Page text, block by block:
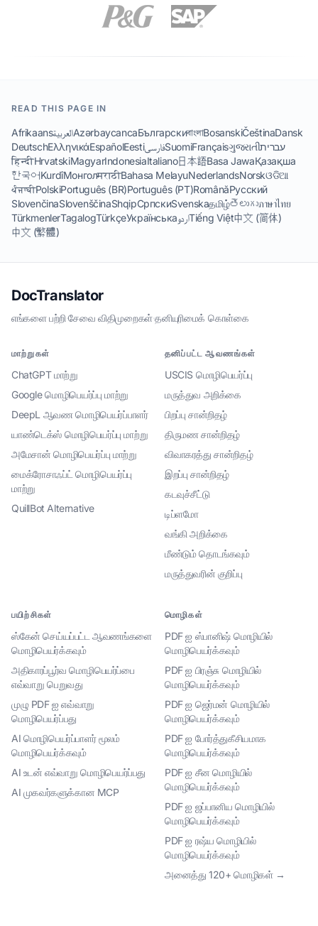
READ THIS PAGE IN
AfrikaansالعربيةAzərbaycancaБългарскиবাংলাBosanskiČeštinaDansk
DeutschΕλληνικάEspañolEestiفارسیSuomiFrançaisગુજરાતીעברית
हिन्दीHrvatskiMagyarIndonesiaItaliano日本語Basa JawaҚазақша
한국어KurdîМонголमराठीBahasa MelayuNederlandsNorskଓଡିଆ
ਪੰਜਾਬੀPolskiPortuguês (BR)Português (PT)RomânăРусский
SlovenčinaSlovenščinaShqipСрпскиSvenskaதமிழ்తెలుగుภาษาไทย
TürkmenlerTagalogTürkçeУкраїнськаاردوTiếng Việt中文 (简体)
中文 (繁體)
DocTranslator
எங்களை பற்றி·சேவை விதிமுறைகள்·தனியுரிமைக் கொள்கை
மாற்றுகள்
ChatGPT மாற்று
Google மொழிபெயர்ப்பு மாற்று
DeepL ஆவண மொழிபெயர்ப்பாளர்
யாண்டெக்ஸ் மொழிபெயர்ப்பு மாற்று
அமேசான் மொழிபெயர்ப்பு மாற்று
மைக்ரோசாஃப்ட் மொழிபெயர்ப்பு
மாற்று
QuillBot Alternative
தனிப்பட்ட ஆவணங்கள்
USCIS மொழிபெயர்ப்பு
மருத்துவ அறிக்கை
பிறப்பு சான்றிதழ்
திருமண சான்றிதழ்
விவாகரத்து சான்றிதழ்
இறப்பு சான்றிதழ்
கடவுச்சீட்டு
டிப்ளமோ
வங்கி அறிக்கை
மீண்டும் தொடங்கவும்
மருத்துவரின் குறிப்பு
பயிற்சிகள்
ஸ்கேன் செய்யப்பட்ட ஆவணங்களை
மொழிபெயர்க்கவும்
அதிகாரப்பூர்வ மொழிபெயர்ப்பை
எவ்வாறு பெறுவது
முழு PDF ஐ எவ்வாறு
மொழிபெயர்ப்பது
AI மொழிபெயர்ப்பாளர் மூலம்
மொழிபெயர்க்கவும்
AI உடன் எவ்வாறு மொழிபெயர்ப்பது
AI முகவர்களுக்கான MCP
மொழிகள்
PDF ஐ ஸ்பானிஷ் மொழியில்
மொழிபெயர்க்கவும்
PDF ஐ பிரஞ்சு மொழியில்
மொழிபெயர்க்கவும்
PDF ஐ ஜெர்மன் மொழியில்
மொழிபெயர்க்கவும்
PDF ஐ போர்த்துகீசியமாக
மொழிபெயர்க்கவும்
PDF ஐ சீன மொழியில்
மொழிபெயர்க்கவும்
PDF ஐ ஜப்பானிய மொழியில்
மொழிபெயர்க்கவும்
PDF ஐ ரஷ்ய மொழியில்
மொழிபெயர்க்கவும்
அனைத்து 120+ மொழிகள் →